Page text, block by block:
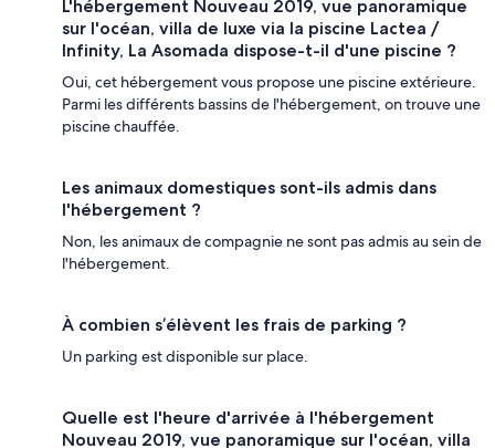
L'hébergement Nouveau 2019, vue panoramique
sur l'océan, villa de luxe via la piscine Lactea /
Infinity, La Asomada dispose-t-il d'une piscine ?
Oui, cet hébergement vous propose une piscine extérieure.
Parmi les différents bassins de l'hébergement, on trouve une
piscine chauffée.
Les animaux domestiques sont-ils admis dans
l'hébergement ?
Non, les animaux de compagnie ne sont pas admis au sein de
l'hébergement.
À combien s’élèvent les frais de parking ?
Un parking est disponible sur place.
Quelle est l'heure d'arrivée à l'hébergement
Nouveau 2019, vue panoramique sur l'océan, villa